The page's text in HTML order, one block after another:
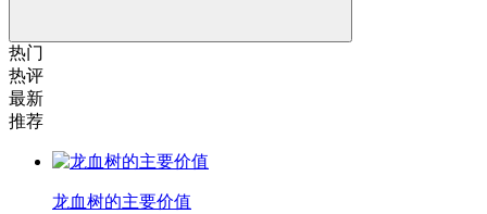
热门
热评
最新
推荐
龙血树的主要价值